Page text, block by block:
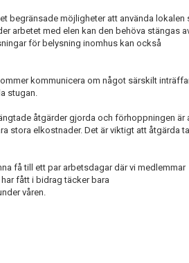
begränsade möjligheter att använda lokalen
arbetet med elen kan den behöva stängas
för belysning inomhus kan också
kommunicera om något särskilt
stugan.
åtgärder gjorda och förhoppningen är
stora elkostnader. Det är viktigt att åtgärda
få till ett par arbetsdagar där vi medlemmar
fått i bidrag täcker bara
våren.